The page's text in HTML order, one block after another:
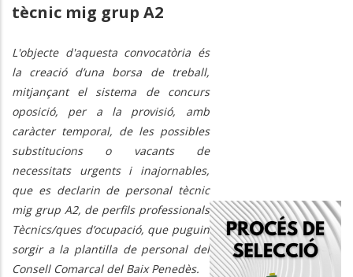
tècnic mig grup A2
L'objecte d'aquesta convocatòria és
la creació d’una borsa de treball,
mitjançant el sistema de concurs
oposició, per a la provisió, amb
caràcter temporal, de les possibles
substitucions o vacants de
necessitats urgents i inajornables,
que es declarin de personal tècnic
mig grup A2, de perfils professionals
Tècnics/ques d’ocupació, que puguin
sorgir a la plantilla de personal del
Consell Comarcal del Baix Penedès.